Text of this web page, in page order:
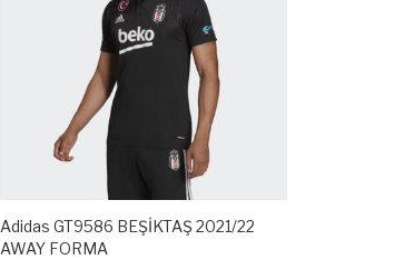
Adidas GT9586 BEŞİKTAŞ 2021/22
AWAY FORMA